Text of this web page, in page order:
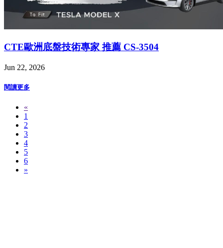
CTE歐洲底盤技術專家 推薦 CS-3504
Jun 22, 2026
閱讀更多
«
1
2
3
4
5
6
»